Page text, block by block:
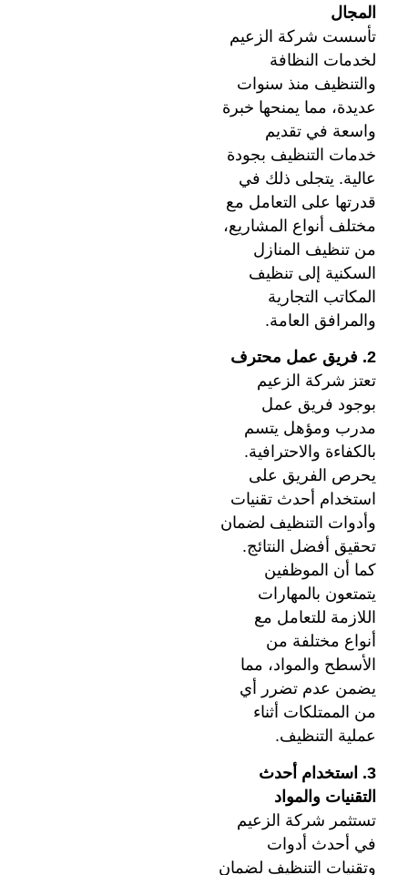
المجال
تأسست شركة الزعيم
لخدمات النظافة
والتنظيف منذ سنوات
عديدة، مما يمنحها خبرة
واسعة في تقديم
خدمات التنظيف بجودة
عالية. يتجلى ذلك في
قدرتها على التعامل مع
مختلف أنواع المشاريع،
من تنظيف المنازل
السكنية إلى تنظيف
المكاتب التجارية
والمرافق العامة.
2. فريق عمل محترف
تعتز شركة الزعيم
بوجود فريق عمل
مدرب ومؤهل يتسم
بالكفاءة والاحترافية.
يحرص الفريق على
استخدام أحدث تقنيات
وأدوات التنظيف لضمان
تحقيق أفضل النتائج.
كما أن الموظفين
يتمتعون بالمهارات
اللازمة للتعامل مع
أنواع مختلفة من
الأسطح والمواد، مما
يضمن عدم تضرر أي
من الممتلكات أثناء
عملية التنظيف.
3. استخدام أحدث
التقنيات والمواد
تستثمر شركة الزعيم
في أحدث أدوات
وتقنيات التنظيف لضمان